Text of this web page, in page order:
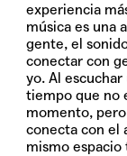
experiencia
música es una
gente, el
conectar con
yo. Al
tiempo que no
momento,
conecta con el
mismo